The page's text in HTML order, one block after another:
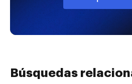
Búsquedas